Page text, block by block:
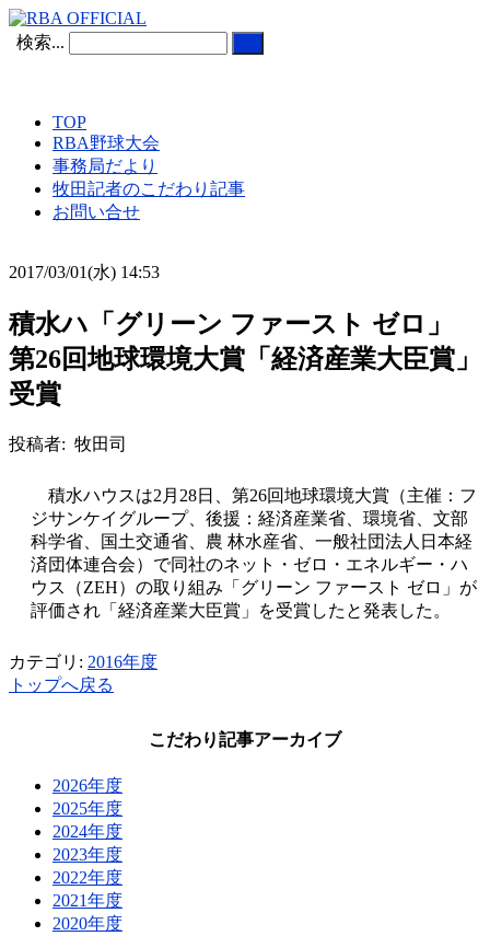
検索...
TOP
RBA野球大会
事務局だより
牧田記者のこだわり記事
お問い合せ
2017/03/01(水) 14:53
積水ハ「グリーン ファースト ゼロ」
第26回地球環境大賞「経済産業大臣賞」
受賞
投稿者: 牧田司
積水ハウスは2月28日、第26回地球環境大賞（主催：フ
ジサンケイグループ、後援：経済産業省、環境省、文部
科学省、国土交通省、農 林水産省、一般社団法人日本経
済団体連合会）で同社のネット・ゼロ・エネルギー・ハ
ウス（ZEH）の取り組み「グリーン ファースト ゼロ」が
評価され「経済産業大臣賞」を受賞したと発表した。
カテゴリ: 2016年度
トップへ戻る
こだわり記事アーカイブ
2026年度
2025年度
2024年度
2023年度
2022年度
2021年度
2020年度